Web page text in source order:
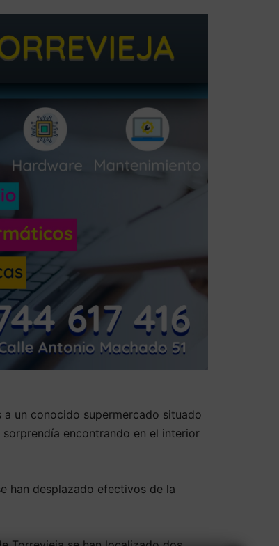
a un conocido supermercado situado
encontrando en el interior
han desplazado efectivos de la